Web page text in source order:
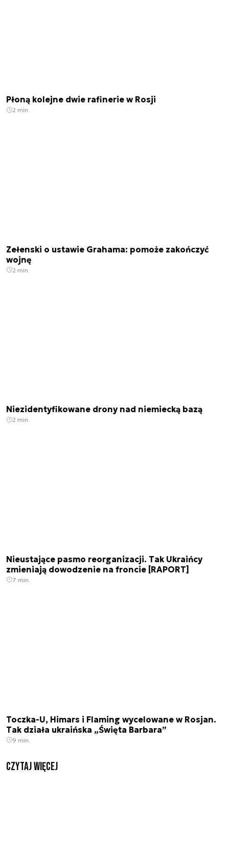
Płoną kolejne dwie rafinerie w Rosji
2 min.
Zełenski o ustawie Grahama: pomoże zakończyć
wojnę
2 min.
Niezidentyfikowane drony nad niemiecką bazą
2 min.
Nieustające pasmo reorganizacji. Tak Ukraińcy
zmieniają dowodzenie na froncie [RAPORT]
7 min.
Toczka-U, Himars i Flaming wycelowane w Rosjan.
Tak działa ukraińska „Święta Barbara”
9 min.
czytaj więcej